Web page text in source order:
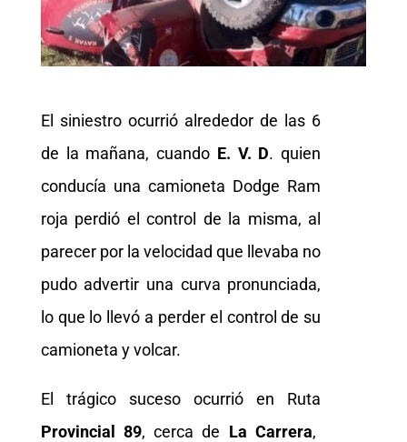
El siniestro ocurrió alrededor de las 6
de la mañana, cuando E. V. D. quien
conducía una camioneta Dodge Ram
roja perdió el control de la misma, al
parecer por la velocidad que llevaba no
pudo advertir una curva pronunciada,
lo que lo llevó a perder el control de su
camioneta y volcar.
El trágico suceso ocurrió en Ruta
Provincial 89, cerca de La Carrera,